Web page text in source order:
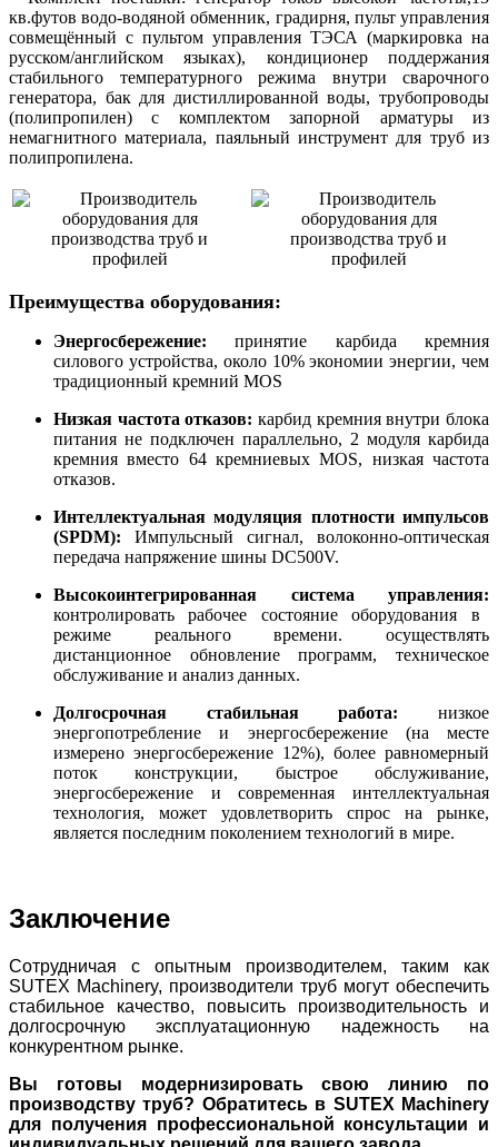
кв.футов водо-водяной обменник, градирня, пульт управления
совмещённый с пультом управления ТЭСА (маркировка на
русском/английском языках), кондиционер поддержания
стабильного температурного режима внутри сварочного
генератора, бак для дистиллированной воды, трубопроводы
(полипропилен) с комплектом запорной арматуры из
немагнитного материала, паяльный инструмент для труб из
полипропилена.
Преимущества оборудования:
Энергосбережение:принятие карбида кремния
силового устройства, около 10% экономии энергии, чем
традиционный кремний MOS
Низкая частота отказов: карбид кремния внутри блока
питания не подключен параллельно, 2 модуля карбида
кремния вместо 64 кремниевых MOS, низкая частота
отказов.
Интеллектуальная модуляция плотности импульсов
(SPDM): Импульсный сигнал, волоконно-оптическая
передача напряжение шины DC500V.
Высокоинтегрированная система управления:
контролировать рабочее состояние оборудования в
режиме реального времени. осуществлять
дистанционное обновление программ, техническое
обслуживание и анализ данных.
Долгосрочная стабильная работа: низкое
энергопотребление и энергосбережение (на месте
измерено энергосбережение 12%), более равномерный
поток конструкции, быстрое обслуживание,
энергосбережение и современная интеллектуальная
технология, может удовлетворить спрос на рынке,
является последним поколением технологий в мире.
Заключение
Сотрудничая с опытным производителем, таким как
SUTEX Machinery, производители труб могут обеспечить
стабильное качество, повысить производительность и
долгосрочную эксплуатационную надежность на
конкурентном рынке.
Вы готовы модернизировать свою линию по
производству труб? Обратитесь в SUTEX Machinery
для получения профессиональной консультации и